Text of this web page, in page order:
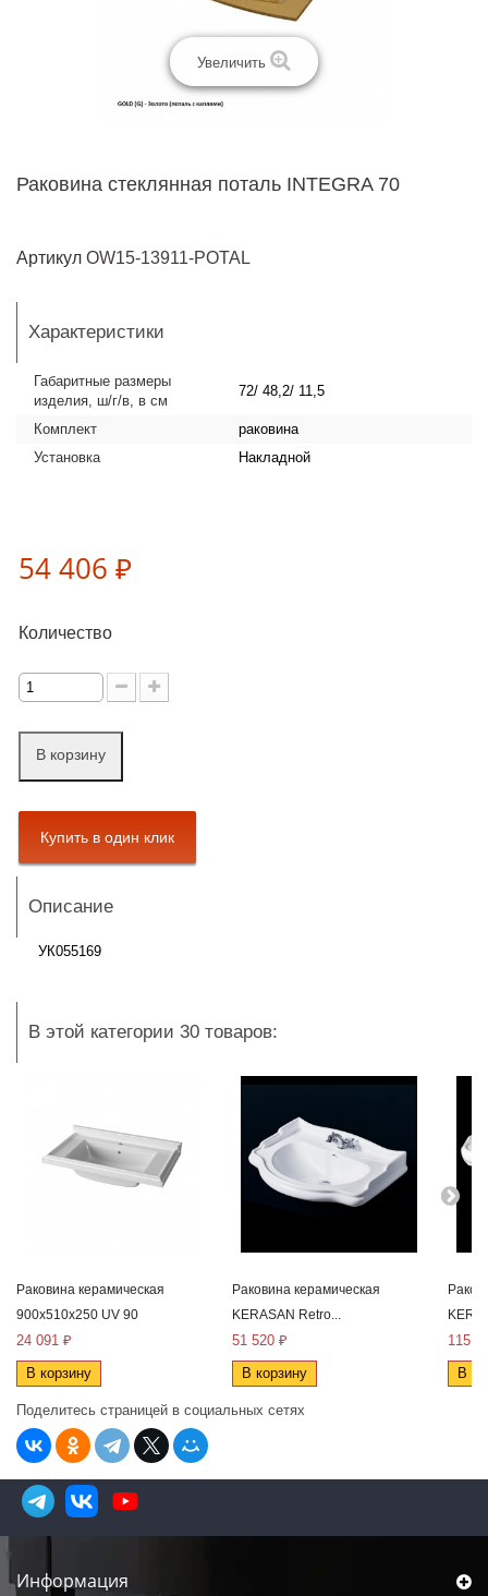
Увеличить
Раковина стеклянная поталь INTEGRA 70
Артикул OW15-13911-POTAL
Характеристики
Габаритные размеры
изделия, ш/г/в, в см
72/ 48,2/ 11,5
Комплект
раковина
Установка
Накладной
54 406 ₽
Количество
В корзину
Описание
УК055169
В этой категории 30 товаров:
Раковина керамическая
900x510x250 UV 90
24 091 ₽
В корзину
Раковина керамическая
KERASAN Retro...
51 520 ₽
В корзину
115
В
Поделитесь страницей в социальных сетях
Информация